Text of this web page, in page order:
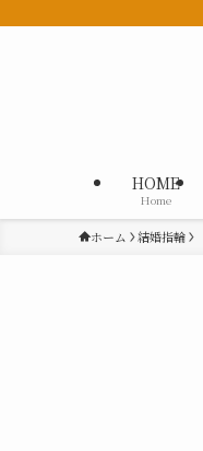
HOME
Home
ホーム 結婚指輪